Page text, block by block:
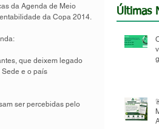
da Agenda de Meio
da Copa 2014.
que deixem legado
e o país
ser percebidas pelo
Últimas